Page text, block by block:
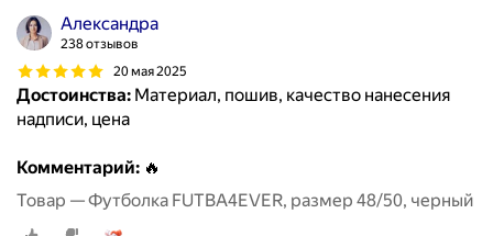
Александра
238 отзывов
20 мая 2025
Достоинства: Материал, пошив, качество нанесения
надписи, цена
Комментарий: 🔥
Товар — Футболка FUTBA4EVER, размер 48/50, черный